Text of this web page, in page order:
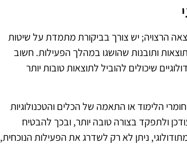
הרצויה; יש צורך בביקורת מתמדת על שיטות
ותובנות שהושגו במהלך הפעילות. חשוב
שיכולים להוביל לתוצאות טובות יותר
הלימוד או התאמה של הכלים והטכנולוגיות
ולתפקד בצורה טובה יותר, ובכך להבטיח
ניתן לא רק לשדרג את הפעילות הנוכחית,